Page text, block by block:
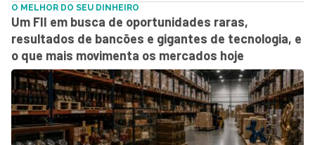
O MELHOR DO SEU DINHEIRO
Um FII em busca de oportunidades raras,
resultados de bancões e gigantes de tecnologia, e
o que mais movimenta os mercados hoje